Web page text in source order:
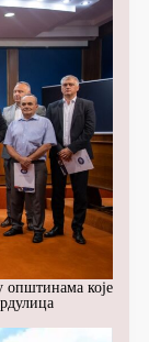
општинама које